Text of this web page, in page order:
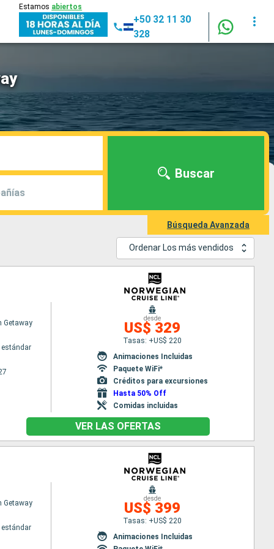
Estamos abiertos
+50 32 11 30
328
Buscar
Búsqueda Avanzada
Ordenar Los más vendidos
Getaway
desde
US$ 329
Tasas: +US$ 220
Animaciones Incluidas
Paquete WiFi*
Créditos para excursiones
Hasta 50% Off
Comidas incluidas
VER LAS OFERTAS
Getaway
desde
US$ 399
Tasas: +US$ 220
Animaciones Incluidas